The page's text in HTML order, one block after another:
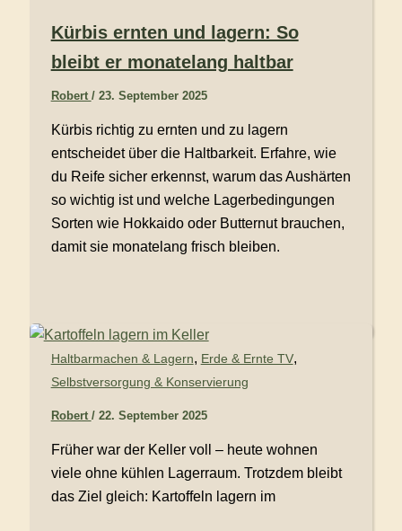
Kürbis ernten und lagern: So
bleibt er monatelang haltbar
Robert / 23. September 2025
Kürbis richtig zu ernten und zu lagern
entscheidet über die Haltbarkeit. Erfahre, wie
du Reife sicher erkennst, warum das Aushärten
so wichtig ist und welche Lagerbedingungen
Sorten wie Hokkaido oder Butternut brauchen,
damit sie monatelang frisch bleiben.
Haltbarmachen & Lagern, Erde & Ernte TV,
Selbstversorgung & Konservierung
Robert / 22. September 2025
Früher war der Keller voll – heute wohnen
viele ohne kühlen Lagerraum. Trotzdem bleibt
das Ziel gleich: Kartoffeln lagern im